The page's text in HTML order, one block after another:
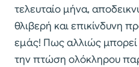
τελευταίο μήνα,
θλιβερή και επικίνδυνη
εμάς! Πως αλλιώς μπορεί
την πτώση ολόκληρου